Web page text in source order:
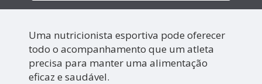
Uma nutricionista esportiva pode oferecer
todo o acompanhamento que um atleta
precisa para manter uma alimentação
eficaz e saudável.